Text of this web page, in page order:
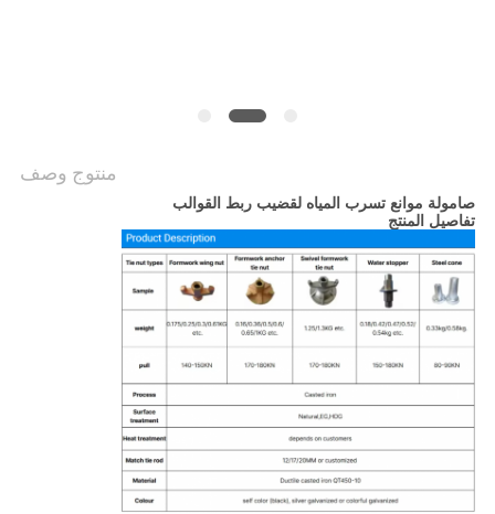
منتوج وصف
صامولة موانع تسرب المياه لقضيب ربط القوالب
تفاصيل المنتج